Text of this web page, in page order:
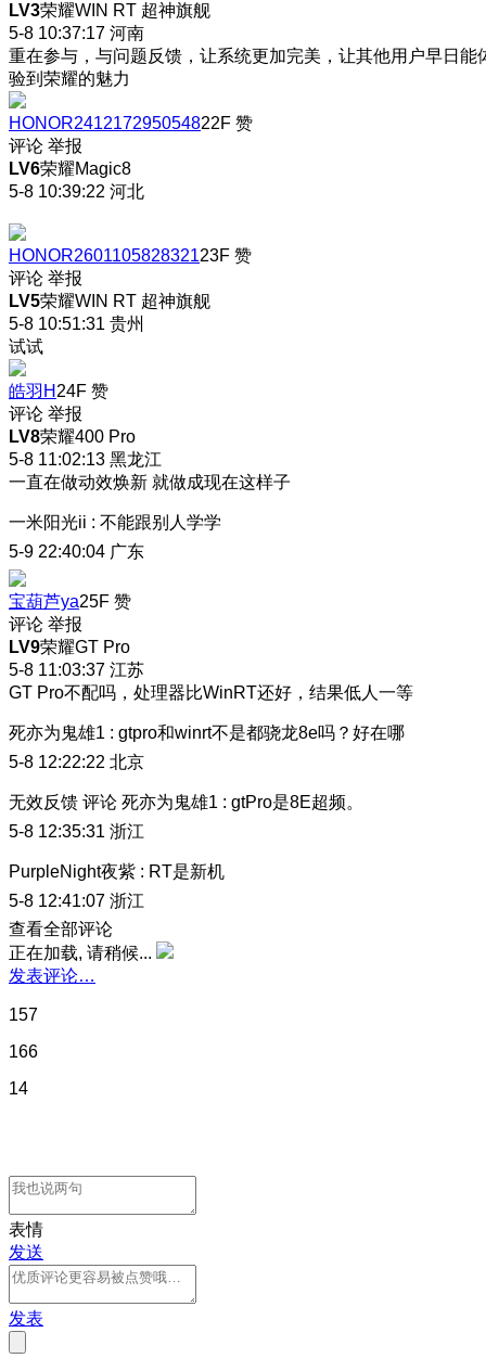
LV3荣耀WIN RT 超神旗舰
5-8 10:37:17 河南
重在参与，与问题反馈，让系统更加完美，让其他用户早日能
验到荣耀的魅力
HONOR241217295054822F 赞
评论 举报
LV6荣耀Magic8
5-8 10:39:22 河北
HONOR260110582832123F 赞
评论 举报
LV5荣耀WIN RT 超神旗舰
5-8 10:51:31 贵州
试试
皓羽H 24F 赞
评论 举报
LV8荣耀400 Pro
5-8 11:02:13 黑龙江
一直在做动效焕新 就做成现在这样子
一米阳光ii : 不能跟别人学学
5-9 22:40:04 广东
宝葫芦ya25F 赞
评论 举报
LV9荣耀GT Pro
5-8 11:03:37 江苏
GT Pro不配吗，处理器比WinRT还好，结果低人一等
死亦为鬼雄1 : gtpro和winrt不是都骁龙8e吗？好在哪
5-8 12:22:22 北京
无效反馈 评论 死亦为鬼雄1 : gtPro是8E超频。
5-8 12:35:31 浙江
PurpleNight夜紫 : RT是新机
5-8 12:41:07 浙江
查看全部评论
正在加载, 请稍候...
发表评论…
157
166
14
表情
发送
发表